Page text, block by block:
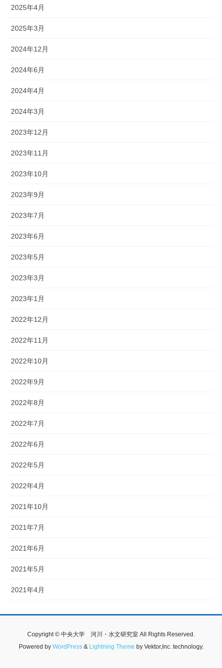
2025年4月
2025年3月
2024年12月
2024年6月
2024年4月
2024年3月
2023年12月
2023年11月
2023年10月
2023年9月
2023年7月
2023年6月
2023年5月
2023年3月
2023年1月
2022年12月
2022年11月
2022年10月
2022年9月
2022年8月
2022年7月
2022年6月
2022年5月
2022年4月
2021年10月
2021年7月
2021年6月
2021年5月
2021年4月
Copyright © 中央大学 河川・水文研究室 All Rights Reserved.
Powered by WordPress& Lightning Theme by Vektor,Inc. technology.